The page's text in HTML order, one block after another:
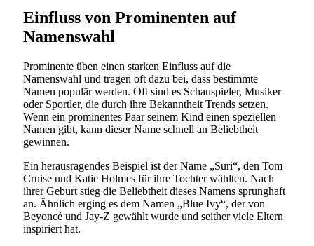
Einfluss von Prominenten auf
Namenswahl
Prominente üben einen starken Einfluss auf die
Namenswahl und tragen oft dazu bei, dass bestimmte
Namen populär werden. Oft sind es Schauspieler, Musiker
oder Sportler, die durch ihre Bekanntheit Trends setzen.
Wenn ein prominentes Paar seinem Kind einen speziellen
Namen gibt, kann dieser Name schnell an Beliebtheit
gewinnen.
Ein herausragendes Beispiel ist der Name „Suri“, den Tom
Cruise und Katie Holmes für ihre Tochter wählten. Nach
ihrer Geburt stieg die Beliebtheit dieses Namens sprunghaft
an. Ähnlich erging es dem Namen „Blue Ivy“, der von
Beyoncé und Jay-Z gewählt wurde und seither viele Eltern
inspiriert hat.